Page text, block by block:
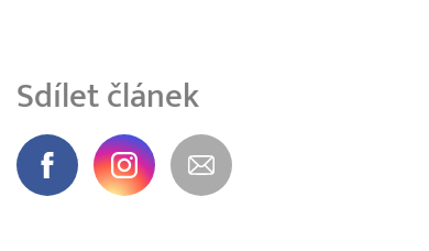
Sdílet článek